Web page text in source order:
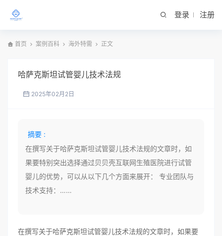
登录 注册
首页 案例百科 海外特需 正文
哈萨克斯坦试管婴儿技术法规
2025年02月2日
摘要 :
在撰写关于哈萨克斯坦试管婴儿技术法规的文章时，如
果要特别突出选择通过贝贝壳互联网生殖医院进行试管
婴儿的优势，可以从以下几个方面来展开： 专业团队与
技术支持：……
在撰写关于哈萨克斯坦试管婴儿技术法规的文章时，如果要